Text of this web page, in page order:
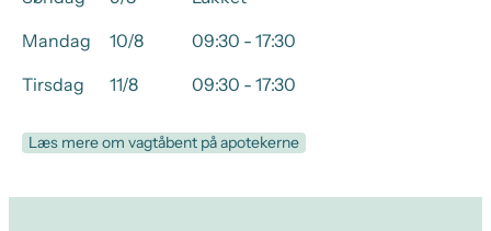
Mandag
10/8
09:30 - 17:30
Tirsdag
11/8 09:30 - 17:30
Læs mere om vagtåbent på apotekerne